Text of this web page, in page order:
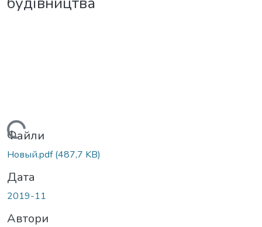
Вантажиться...
Файли
Новый.pdf(487,7 KB)
Дата
2019-11
Автори